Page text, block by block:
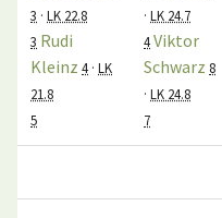
3 · LK 22.8
3 Rudi
Kleinz 4 · LK
21.8
5
· LK 24.7
4Viktor
Schwarz 8
· LK 24.8
7